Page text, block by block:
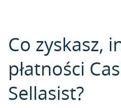
Co zyskasz,
płatności
Sellasist?